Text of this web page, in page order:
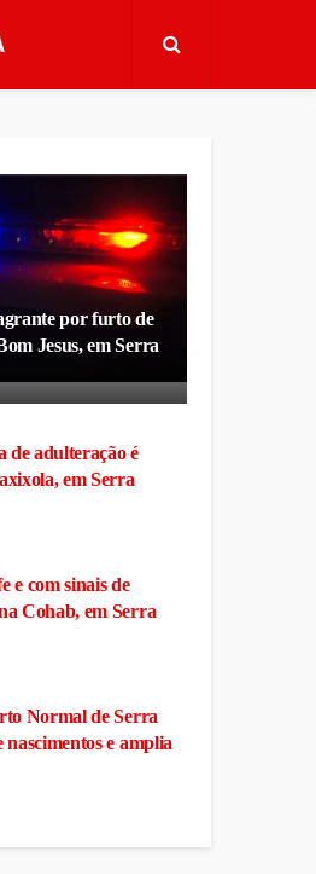
por furto de
Jesus, em Serra
de adulteração é
em Serra
e com sinais de
Cohab, em Serra
Normal de Serra
e amplia